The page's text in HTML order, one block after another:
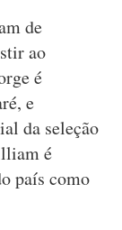
de
ao
é
e
da seleção
é
país como